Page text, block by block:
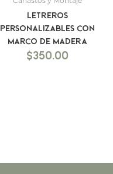
Letreros
personalizables con
marco de madera
$350.00